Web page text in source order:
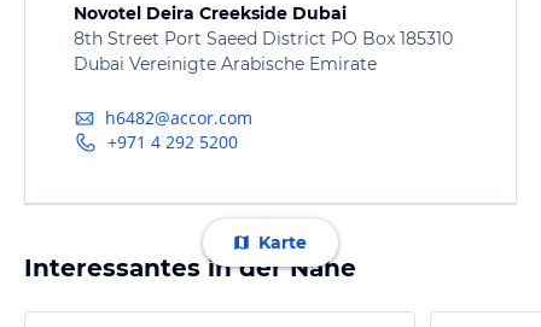
Novotel Deira Creekside Dubai
8th Street Port Saeed District PO Box 185310
Dubai Vereinigte Arabische Emirate
h6482@accor.com
+971 4 292 5200
Karte
Interessantes in der Nähe